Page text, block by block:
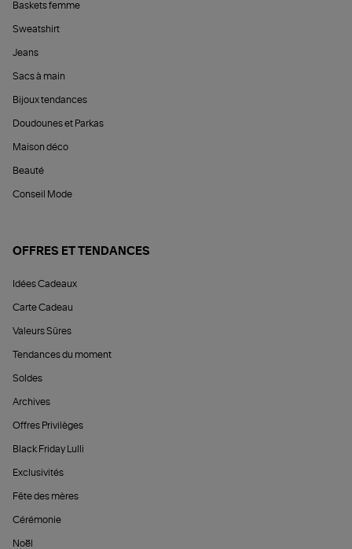
Baskets femme
Sweatshirt
Jeans
Sacs à main
Bijoux tendances
Doudounes et Parkas
Maison déco
Beauté
Conseil Mode
OFFRES ET TENDANCES
Idées Cadeaux
Carte Cadeau
Valeurs Sûres
Tendances du moment
Soldes
Archives
Offres Privilèges
Black Friday Lulli
Exclusivités
Fête des mères
Cérémonie
Noël